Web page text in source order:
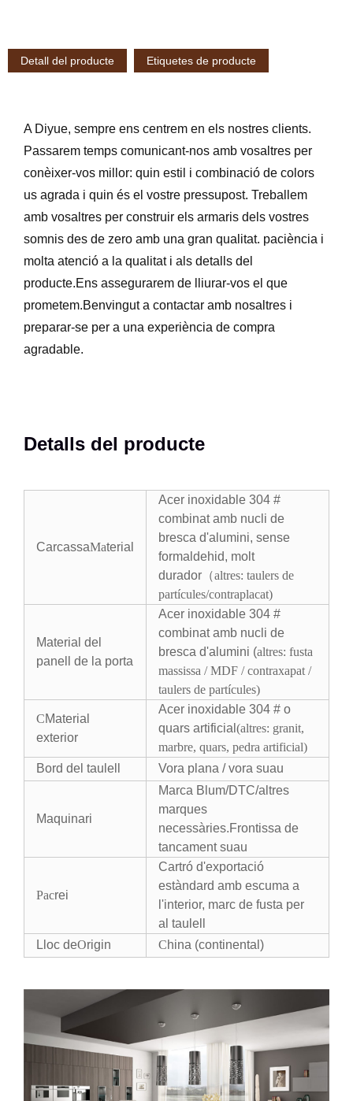
Detall del producte Etiquetes de producte
A Diyue, sempre ens centrem en els nostres clients.
Passarem temps comunicant-nos amb vosaltres per
conèixer-vos millor: quin estil i combinació de colors
us agrada i quin és el vostre pressupost. Treballem
amb vosaltres per construir els armaris dels vostres
somnis des de zero amb una gran qualitat. paciència i
molta atenció a la qualitat i als detalls del
producte.Ens assegurarem de lliurar-vos el que
prometem.Benvingut a contactar amb nosaltres i
preparar-se per a una experiència de compra
agradable.
Detalls del producte
CarcassaMaterial
Acer inoxidable 304 #
combinat amb nucli de
bresca d'alumini, sense
formaldehid, molt
durador （altres: taulers de
partícules/contraplacat)
Material del
panell de la porta
Acer inoxidable 304 #
combinat amb nucli de
bresca d'alumini (altres: fusta
massissa / MDF / contraxapat /
taulers de partícules)
CMaterial
exterior
Acer inoxidable 304 # o
quars artificial (altres: granit,
marbre, quars, pedra artificial)
Bord del taulell
Vora plana / vora suau
Maquinari
Marca Blum/DTC/altres
marques
necessàries.Frontissa de
tancament suau
Pacrei
Cartró d'exportació
estàndard amb escuma a
l'interior, marc de fusta per
al taulell
Lloc deOrigin China (continental)